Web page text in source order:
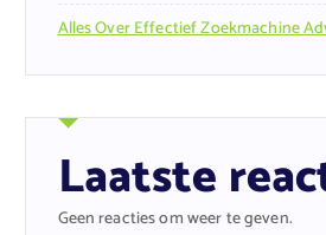
Alles Over Effectief Zoekmachine
Laatste
Geen reacties om weer te geven.